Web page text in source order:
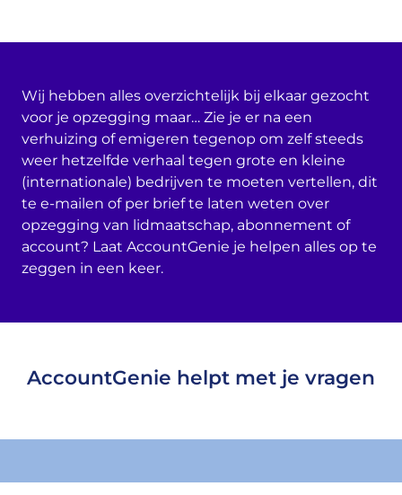
Wij hebben alles overzichtelijk bij elkaar gezocht
voor je opzegging maar… Zie je er na een
verhuizing of emigeren tegenop om zelf steeds
weer hetzelfde verhaal tegen grote en kleine
(internationale) bedrijven te moeten vertellen, dit
te e-mailen of per brief te laten weten over
opzegging van lidmaatschap, abonnement of
account? Laat AccountGenie je helpen alles op te
zeggen in een keer.
AccountGenie helpt met je vragen